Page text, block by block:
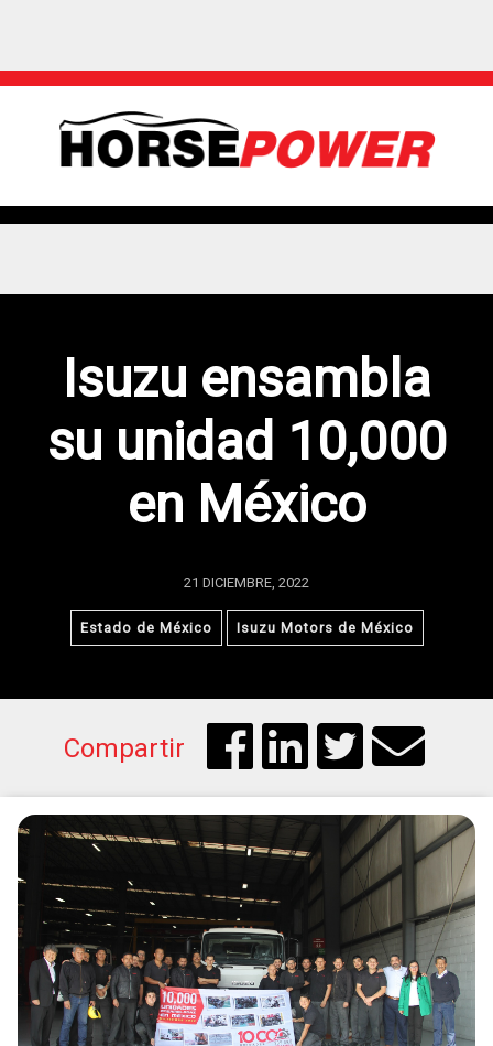
Isuzu ensambla
su unidad 10,000
en México
21 DICIEMBRE, 2022
Estado de México Isuzu Motors de México
Compartir